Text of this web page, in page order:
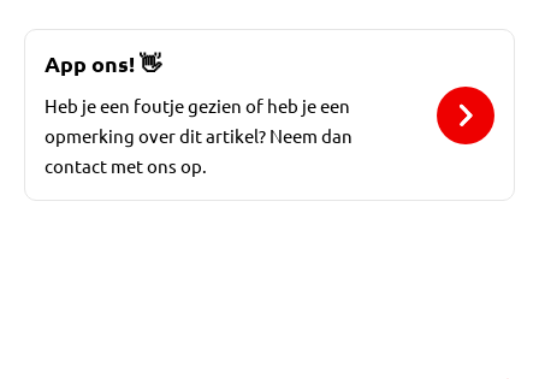
App ons!👋
Heb je een foutje gezien of heb je een
opmerking over dit artikel? Neem dan
contact met ons op.